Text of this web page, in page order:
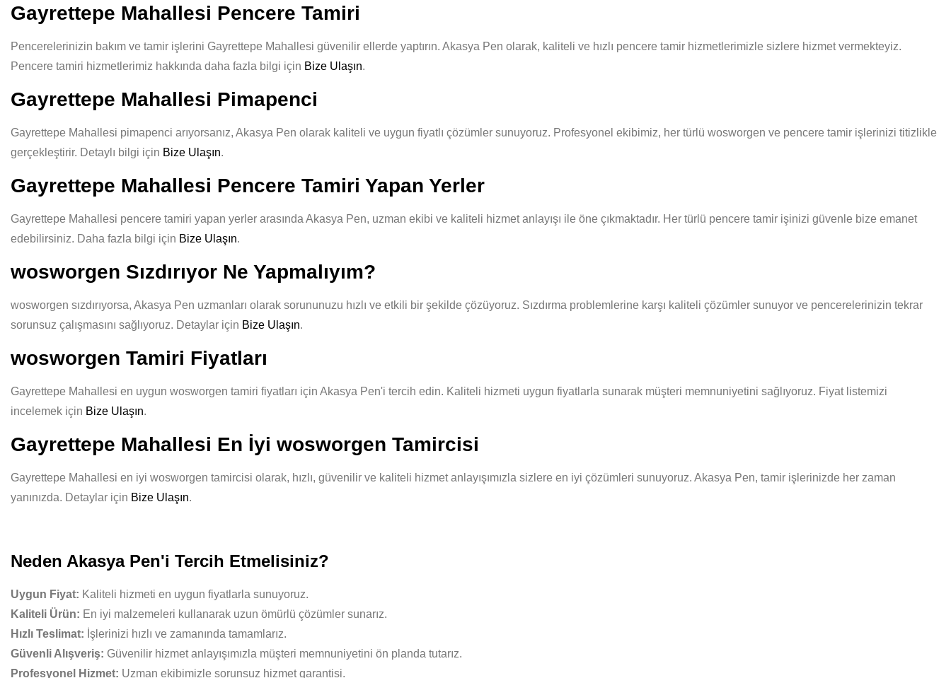
Gayrettepe Mahallesi Pencere Tamiri
Pencerelerinizin bakım ve tamir işlerini Gayrettepe Mahallesi güvenilir ellerde yaptırın. Akasya Pen olarak, kaliteli ve hızlı pencere tamir hizmetlerimizle sizlere hizmet vermekteyiz.
Pencere tamiri hizmetlerimiz hakkında daha fazla bilgi için Bize Ulaşın.
Gayrettepe Mahallesi Pimapenci
Gayrettepe Mahallesi pimapenci arıyorsanız, Akasya Pen olarak kaliteli ve uygun fiyatlı çözümler sunuyoruz. Profesyonel ekibimiz, her türlü wosworgen ve pencere tamir işlerinizi titizlikle
gerçekleştirir. Detaylı bilgi için Bize Ulaşın.
Gayrettepe Mahallesi Pencere Tamiri Yapan Yerler
Gayrettepe Mahallesi pencere tamiri yapan yerler arasında Akasya Pen, uzman ekibi ve kaliteli hizmet anlayışı ile öne çıkmaktadır. Her türlü pencere tamir işinizi güvenle bize emanet
edebilirsiniz. Daha fazla bilgi için Bize Ulaşın.
wosworgen Sızdırıyor Ne Yapmalıyım?
wosworgen sızdırıyorsa, Akasya Pen uzmanları olarak sorununuzu hızlı ve etkili bir şekilde çözüyoruz. Sızdırma problemlerine karşı kaliteli çözümler sunuyor ve pencerelerinizin tekrar
sorunsuz çalışmasını sağlıyoruz. Detaylar için Bize Ulaşın.
wosworgen Tamiri Fiyatları
Gayrettepe Mahallesi en uygun wosworgen tamiri fiyatları için Akasya Pen'i tercih edin. Kaliteli hizmeti uygun fiyatlarla sunarak müşteri memnuniyetini sağlıyoruz. Fiyat listemizi
incelemek için Bize Ulaşın.
Gayrettepe Mahallesi En İyi wosworgen Tamircisi
Gayrettepe Mahallesi en iyi wosworgen tamircisi olarak, hızlı, güvenilir ve kaliteli hizmet anlayışımızla sizlere en iyi çözümleri sunuyoruz. Akasya Pen, tamir işlerinizde her zaman
yanınızda. Detaylar için Bize Ulaşın.
Neden Akasya Pen'i Tercih Etmelisiniz?
Uygun Fiyat: Kaliteli hizmeti en uygun fiyatlarla sunuyoruz.
Kaliteli Ürün: En iyi malzemeleri kullanarak uzun ömürlü çözümler sunarız.
Hızlı Teslimat: İşlerinizi hızlı ve zamanında tamamlarız.
Güvenli Alışveriş: Güvenilir hizmet anlayışımızla müşteri memnuniyetini ön planda tutarız.
Profesyonel Hizmet: Uzman ekibimizle sorunsuz hizmet garantisi.